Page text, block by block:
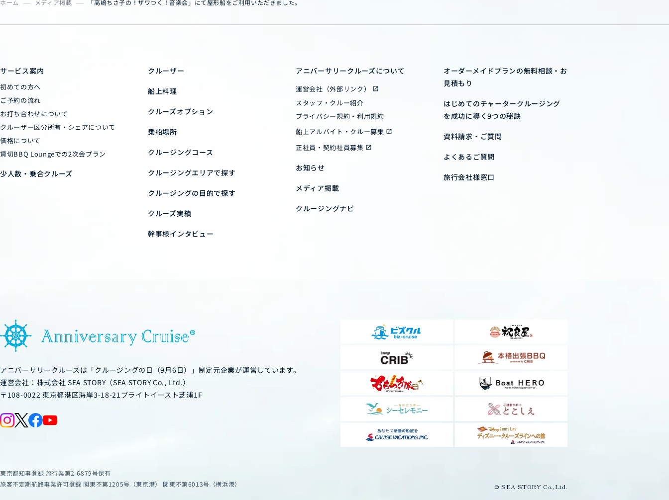
ホーム メディア掲載 「高嶋ちさ子の！ザワつく！音楽会」にて屋形船をご利用いただきました。
サービス案内
初めての方へ
ご予約の流れ
お打ち合わせについて
クルーザー区分所有・シェアについて
価格について
貸切BBQ Loungeでの2次会プラン
少人数・乗合クルーズ
クルーザー
船上料理
クルーズオプション
乗船場所
クルージングコース
クルージングエリアで探す
クルージングの目的で探す
クルーズ実績
幹事様インタビュー
アニバーサリークルーズについて
運営会社（外部リンク）
スタッフ・クルー紹介
プライバシー規約・利用規約
船上アルバイト・クルー募集
正社員・契約社員募集
お知らせ
メディア掲載
クルージングナビ
オーダーメイドプランの無料相談・お
見積もり
はじめてのチャータークルージング
を成功に導く9つの秘訣
資料請求・ご質問
よくあるご質問
旅行会社様窓口
アニバーサリークルーズは「クルージングの日（9月6日）」制定元企業が運営しています。
運営会社：株式会社 SEA STORY（SEA STORY Co., Ltd.）
〒108-0022 東京都港区海岸3-18-21ブライトイースト芝浦1F
東京都知事登録 旅行業第2-6879号保有
旅客不定期航路事業許可登録 関東不第1205号 （東京港） 関東不第6013号（横浜港） © SEA STORY Co.,Ltd.